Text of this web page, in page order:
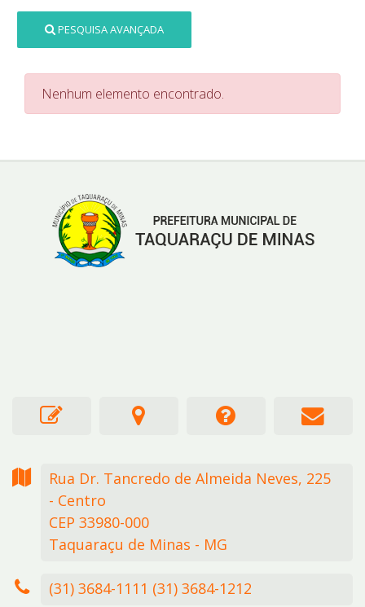
PESQUISA AVANÇADA
Nenhum elemento encontrado.
Rua Dr. Tancredo de Almeida Neves, 225
- Centro
CEP 33980-000
Taquaraçu de Minas - MG
(31) 3684-1111 (31) 3684-1212